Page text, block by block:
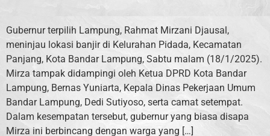
Gubernur terpilih Lampung, Rahmat Mirzani Djausal,
meninjau lokasi banjir di Kelurahan Pidada, Kecamatan
Panjang, Kota Bandar Lampung, Sabtu malam (18/1/2025).
Mirza tampak didampingi oleh Ketua DPRD Kota Bandar
Lampung, Bernas Yuniarta, Kepala Dinas Pekerjaan Umum
Bandar Lampung, Dedi Sutiyoso, serta camat setempat.
Dalam kesempatan tersebut, gubernur yang biasa disapa
Mirza ini berbincang dengan warga yang […]